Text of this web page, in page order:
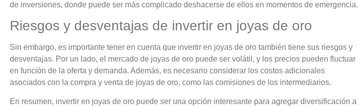
de inversiones, donde puede ser más complicado deshacerse de ellos en momentos de emergencia.
Riesgos y desventajas de invertir en joyas de oro
Sin embargo, es importante tener en cuenta que invertir en joyas de oro también tiene sus riesgos y
desventajas. Por un lado, el mercado de joyas de oro puede ser volátil, y los precios pueden fluctuar
en función de la oferta y demanda. Además, es necesario considerar los costos adicionales
asociados con la compra y venta de joyas de oro, como las comisiones de los intermediarios.
En resumen, invertir en joyas de oro puede ser una opción interesante para agregar diversificación a